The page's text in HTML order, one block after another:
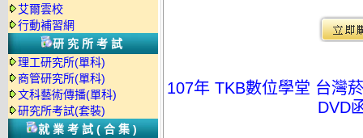
艾爾雲校
行動補習網
研究所考試
理工研究所(單科)
商管研究所(單科)
文科藝術傳播(單科)
研究所考試(套裝)
就業考試(合集)
107年 TKB數位學堂 台灣
DVD